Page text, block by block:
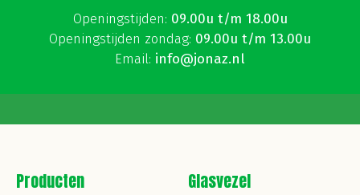
Openingstijden: 09.00u t/m 18.00u
Openingstijden zondag: 09.00u t/m 13.00u
Email: info@jonaz.nl
Producten Glasvezel